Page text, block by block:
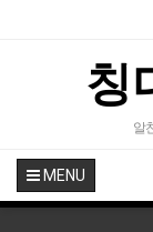
칭
알
MENU